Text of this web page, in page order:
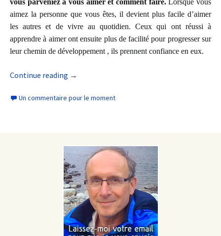
vous parveniez à vous aimer et comment faire.Lorsque vous
aimez la personne que vous êtes, il devient plus facile d’aimer
les autres et de vivre au quotidien. Ceux qui ont réussi à
apprendre à aimer ont ensuite plus de facilité pour progresser sur
leur chemin de développement , ils prennent confiance en eux.
Continue reading →
Un commentaire pour le moment